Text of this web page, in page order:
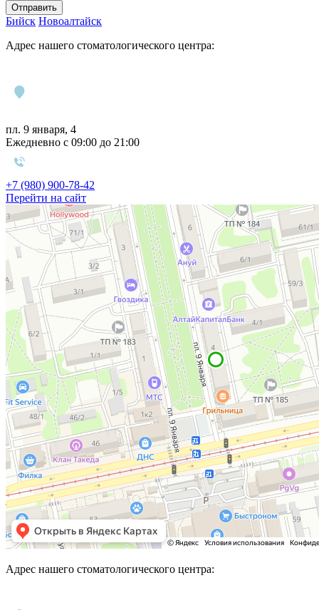
Отправить
Бийск Новоалтайск
Адрес нашего стоматологического центра:
пл. 9 января, 4
Ежедневно с 09:00 до 21:00
+7 (980) 900-78-42
Перейти на сайт
Адрес нашего стоматологического центра: